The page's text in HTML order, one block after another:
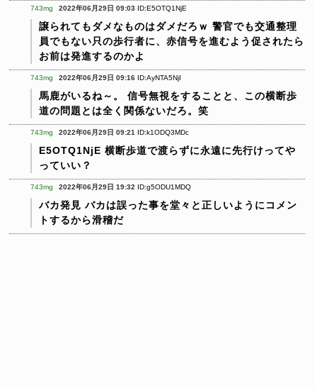
743mg 2022年06月29日 09:03 ID:E5OTQ1NjE
譲られてもダメなものはダメだろｗ 警官でも交通整理
員でもない只の歩行者に、赤信号を進むよう促されたら
お前は発進するのかよ
743mg 2022年06月29日 09:16 ID:AyNTA5NjI
馬鹿がいるね～。
信号無視をすることと、この横断歩
道の問題とは全く関係ないだろ。笑
743mg 2022年06月29日 09:21 ID:k1ODQ3MDc
E5OTQ1NjE 横断歩道で渡らずに永遠に先行けってや
っていい？
743mg 2022年06月29日 19:32 ID:g5ODU1MDQ
バカ発見 バカは誤った事を堂々と正しいようにコメン
トするから滑稽だ